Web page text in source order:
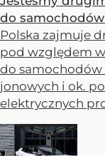
do
Polska zajmuje
pod względem
do
jonowych i ok.
elektrycznych